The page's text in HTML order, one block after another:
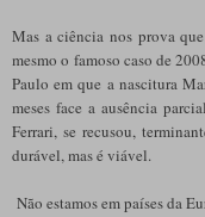
Mas a ciência nos prova
mesmo o famoso caso de
Paulo em que a nascitura
meses face a ausência
Ferrari, se recusou,
durável, mas é viável.
Não estamos em países da